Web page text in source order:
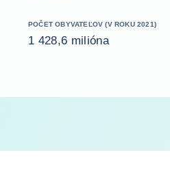
POČET OBYVATEĽOV (V ROKU 2021)
1 428,6 milióna